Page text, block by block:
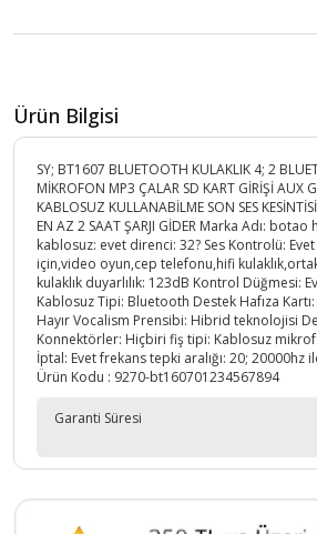
Ürün Bilgisi
SY; BT1607 BLUETOOTH KULAKLIK 4; 2
MİKROFON MP3 ÇALAR SD KART GİRİŞİ AUX
KABLOSUZ KULLANABİLME SON SES
EN AZ 2 SAAT ŞARJI GİDER Marka Adı:
kablosuz: evet direnci: 32? Ses Kontrolü:
için,video oyun,cep telefonu,hifi
kulaklık duyarlılık: 123dB Kontrol Düğmesi:
Kablosuz Tipi: Bluetooth Destek Hafıza
Hayır Vocalism Prensibi: Hibrid teknolojisi
Konnektörler: Hiçbiri fiş tipi: Kablosuz
İptal: Evet frekans tepki aralığı: 20; 20000hz
Ürün Kodu : 9270-bt160701234567894
Garanti Süresi